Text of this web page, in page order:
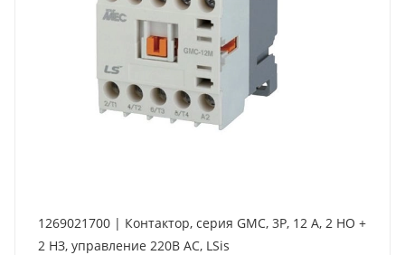
1269021700 | Контактор, серия GMC, 3P, 12 А, 2 НО +
2 НЗ, управление 220В AC, LSis